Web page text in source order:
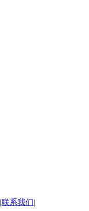
|联系我们|